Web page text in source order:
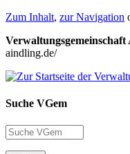
Zum Inhalt, zur Navigation
aindling.de/
Suche VGem